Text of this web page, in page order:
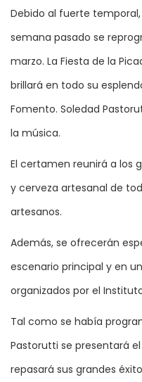
Debido al fuerte
semana pasado se
marzo. La Fiesta de la
brillará en todo su
Fomento. Soledad
la música.
El certamen reunirá a los
y cerveza artesanal de
artesanos.
Además, se ofrecerán
escenario principal y en
organizados por el
Tal como se había
Pastorutti se presentará
repasará sus grandes